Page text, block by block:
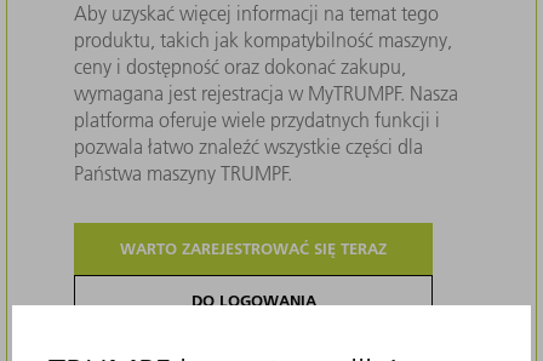
Aby uzyskać więcej informacji na temat tego
produktu, takich jak kompatybilność maszyny,
ceny i dostępność oraz dokonać zakupu,
wymagana jest rejestracja w MyTRUMPF. Nasza
platforma oferuje wiele przydatnych funkcji i
pozwala łatwo znaleźć wszystkie części dla
Państwa maszyny TRUMPF.
WARTO ZAREJESTROWAĆ SIĘ TERAZ
DO LOGOWANIA